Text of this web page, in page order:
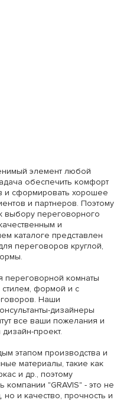
элемент любой
обеспечить комфорт
и сформировать хорошее
и партнеров. Поэтому
выбору переговорного
и
каталоге представлен
переговоров круглой,
переговорной комнаты
формой и с
Наши
дизайнеры
все ваши пожелания и
проект.
этапом производства и
материалы, такие как
и др., поэтому
"GRAVIS" - это не
и качество, прочность и